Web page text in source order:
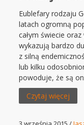
Eublefary rodzaju
latach ogromną
całym świecie
wykazują bardzo
z silną
lub kilku
powoduje, że są
Czytaj więcej